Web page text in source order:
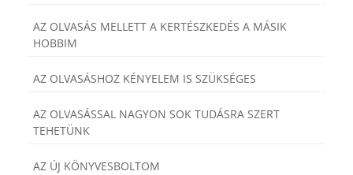
AZ OLVASÁS MELLETT A KERTÉSZKEDÉS A MÁSIK
HOBBIM
AZ OLVASÁSHOZ KÉNYELEM IS SZÜKSÉGES
AZ OLVASÁSSAL NAGYON SOK TUDÁSRA SZERT
TEHETÜNK
AZ ÚJ KÖNYVESBOLTOM